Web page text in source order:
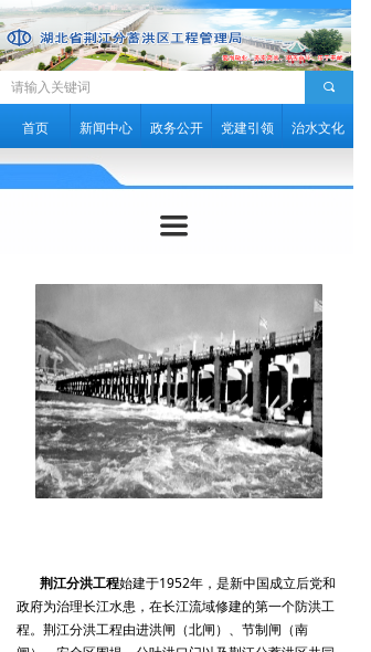
首页 新闻中心 政务公开 党建引领 治水文化
끠
荆江分洪工程始建于1952年，是新中国成立后党和
政府为治理长江水患，在长江流域修建的第一个防洪工
程。荆江分洪工程由进洪闸（北闸）、节制闸（南
끀